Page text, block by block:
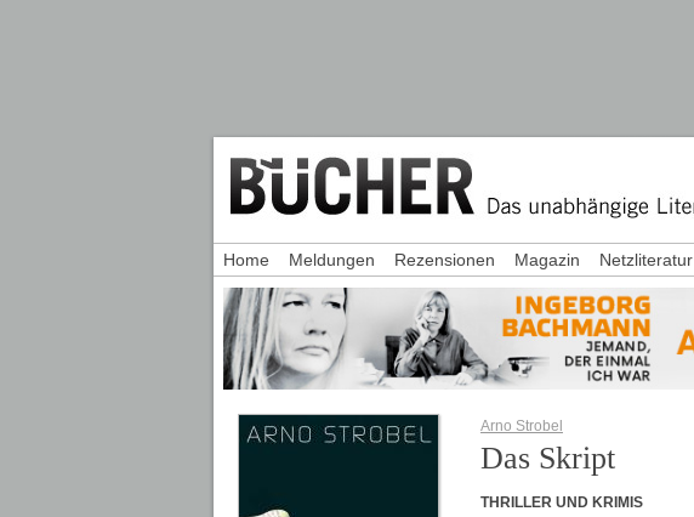
Arno Strobel
Das Skript
THRILLER UND KRIMIS
Home Meldungen Rezensionen Magazin Netzliteratur